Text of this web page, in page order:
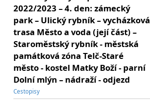
2022/2023 – 4. den: zámecký
park – Ulický rybník – vycházková
trasa Město a voda (její část) –
Staroměstský rybník - městská
památková zóna Telč-Staré
město - kostel Matky Boží - parní
Dolní mlýn – nádraží - odjezd
Cestopisy